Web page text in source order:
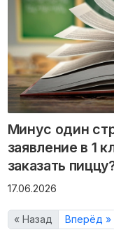
Минус один
заявление в 1
заказать
17.06.2026
« Назад Вперёд »